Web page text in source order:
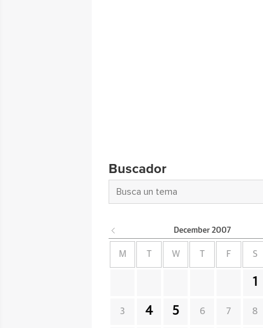
Buscador
December 2007
M W F S
1
3 4 5 6 7 8